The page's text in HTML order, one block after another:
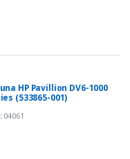
HP Pavillion DV6-1000
(533865-001)
04061